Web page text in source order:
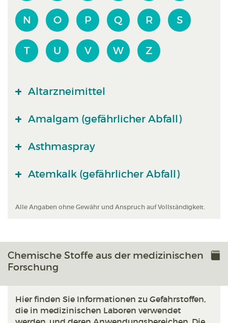
N O P Q R S
T U V W Z
Altarzneimittel
Amalgam (gefährlicher Abfall)
Asthmaspray
Atemkalk (gefährlicher Abfall)
Alle Angaben ohne Gewähr und Anspruch auf Vollständigkeit.
Chemische Stoffe aus der medizinischen
Forschung
Hier finden Sie Informationen zu Gefahrstoffen,
die in medizinischen Laboren verwendet